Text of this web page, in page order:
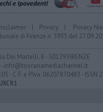
| Privacy | Privacy
di Firenze n. 5935 del
Dei Martelli, 8 - 50129 FIRENZE
- info@toscanamediachannel.it
- C.F. e P.Iva: 06207870483 - ISSN